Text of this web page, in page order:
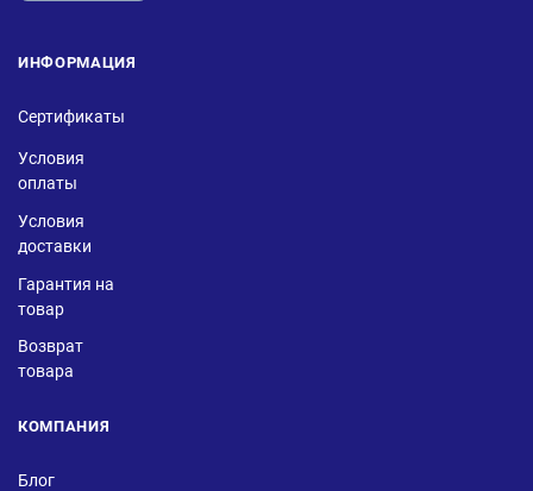
ИНФОРМАЦИЯ
Сертификаты
Условия
оплаты
Условия
доставки
Гарантия на
товар
Возврат
товара
КОМПАНИЯ
Блог